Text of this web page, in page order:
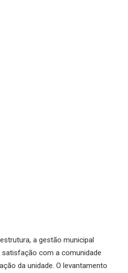
a gestão municipal
com a comunidade
da unidade. O levantamento